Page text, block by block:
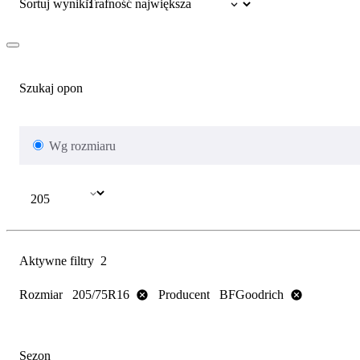
Sortuj wyniki:
Szukaj opon
Wg rozmiaru
Aktywne filtry 2
Rozmiar 205/75R16 Producent BFGoodrich
Sezon